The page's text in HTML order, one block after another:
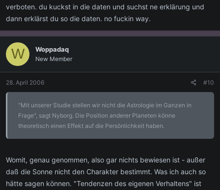
verboten. du kuckst in die daten und suchst ne erklärung und
dann erklärst du so die daten. no fuckin way.
W Woppadaq
New Member
28. April 2006 #10
"Mit unserer Studie stellen wir nicht die Astrologie im Ganzen in
Frage", sagt Nyborg. Die Position anderer Planeten könne
theoretisch einen Effekt auf die Persönlichkeit haben.
Womit, genau genommen, also gar nichts bewiesen ist - außer
daß die Sonne nicht den Charakter bestimmt. Was ich auch so
hätte sagen können. "Tendenzen des eigenen Verhaltens" ist